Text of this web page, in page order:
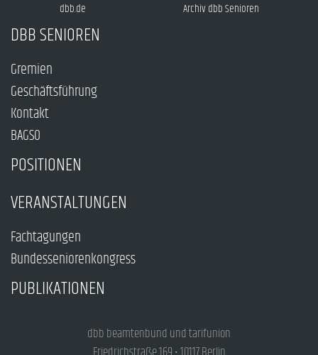
dbb.de Archiv dbb Senioren
DBB SENIOREN
Gremien
Geschäftsführung
Kontakt
BAGSO
POSITIONEN
VERANSTALTUNGEN
Fachtagungen
Bundesseniorenkongress
PUBLIKATIONEN
dbb beamtenbund und tarifunion